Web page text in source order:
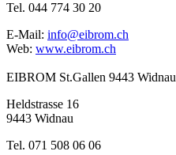
Tel. 044 774 30 20
E-Mail: info@eibrom.ch
Web: www.eibrom.ch
EIBROM St.Gallen 9443 Widnau
Heldstrasse 16
9443 Widnau
Tel. 071 508 06 06